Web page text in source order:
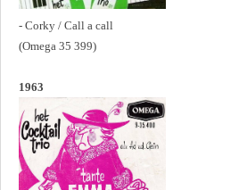
- Corky / Call a call
(Omega 35 399)
1963